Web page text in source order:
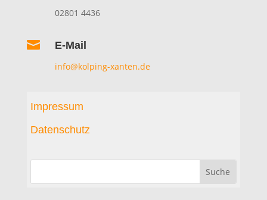
02801 4436
 E-Mail
info@kolping-xanten.de
Impressum
Datenschutz